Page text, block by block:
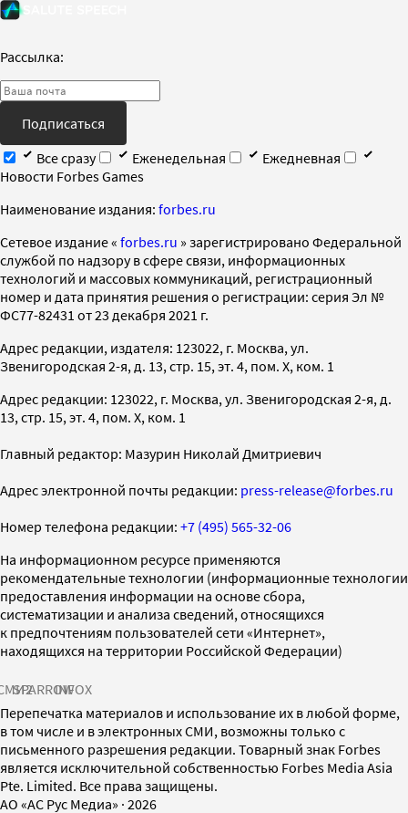
Рассылка:
Подписаться
Все сразу
Еженедельная
Ежедневная
Новости Forbes Games
Наименование издания: forbes.ru
Cетевое издание « forbes.ru » зарегистрировано Федеральной
службой по надзору в сфере связи, информационных
технологий и массовых коммуникаций, регистрационный
номер и дата принятия решения о регистрации: серия Эл №
ФС77-82431 от 23 декабря 2021 г.
Адрес редакции, издателя: 123022, г. Москва, ул.
Звенигородская 2-я, д. 13, стр. 15, эт. 4, пом. X, ком. 1
Адрес редакции: 123022, г. Москва, ул. Звенигородская 2-я, д.
13, стр. 15, эт. 4, пом. X, ком. 1
Главный редактор: Мазурин Николай Дмитриевич
Адрес электронной почты редакции: press-release@forbes.ru
Номер телефона редакции: +7 (495) 565-32-06
На информационном ресурсе применяются
рекомендательные технологии (информационные технологии
предоставления информации на основе сбора,
систематизации и анализа сведений, относящихся
к предпочтениям пользователей сети «Интернет»,
находящихся на территории Российской Федерации)
SPARROWINFOX
Перепечатка материалов и использование их в любой форме,
в том числе и в электронных СМИ, возможны только с
письменного разрешения редакции. Товарный знак Forbes
является исключительной собственностью Forbes Media Asia
Pte. Limited. Все права защищены.
AO «АС Рус Медиа» · 2026